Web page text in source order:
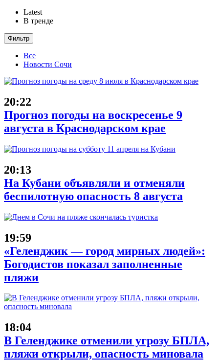
Latest
В тренде
Фильтр
Все
Новости Сочи
20:22
Прогноз погоды на воскресенье 9
августа в Краснодарском крае
20:13
На Кубани объявляли и отменяли
беспилотную опасность 8 августа
19:59
«Геленджик — город мирных людей»:
Богодистов показал заполненные
пляжи
18:04
В Геленджике отменили угрозу БПЛА,
пляжи открыли, опасность миновала